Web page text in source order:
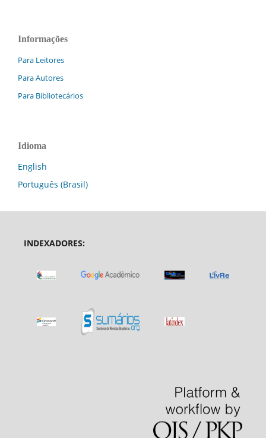
Informações
Para Leitores
Para Autores
Para Bibliotecários
Idioma
English
Português (Brasil)
INDEXADORES: